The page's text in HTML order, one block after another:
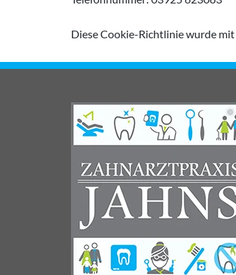
Diese Cookie-Richtlinie wurde mit